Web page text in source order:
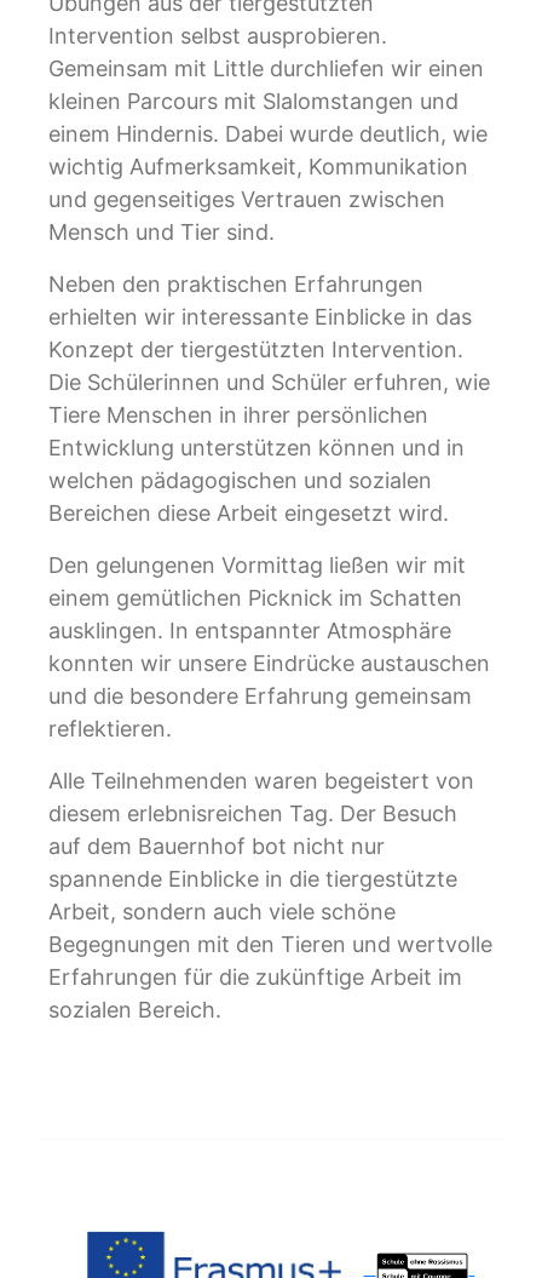
Intervention selbst ausprobieren.
Gemeinsam mit Little durchliefen wir einen
kleinen Parcours mit Slalomstangen und
einem Hindernis. Dabei wurde deutlich, wie
wichtig Aufmerksamkeit, Kommunikation
und gegenseitiges Vertrauen zwischen
Mensch und Tier sind.
Neben den praktischen Erfahrungen
erhielten wir interessante Einblicke in das
Konzept der tiergestützten Intervention.
Die Schülerinnen und Schüler erfuhren, wie
Tiere Menschen in ihrer persönlichen
Entwicklung unterstützen können und in
welchen pädagogischen und sozialen
Bereichen diese Arbeit eingesetzt wird.
Den gelungenen Vormittag ließen wir mit
einem gemütlichen Picknick im Schatten
ausklingen. In entspannter Atmosphäre
konnten wir unsere Eindrücke austauschen
und die besondere Erfahrung gemeinsam
reflektieren.
Alle Teilnehmenden waren begeistert von
diesem erlebnisreichen Tag. Der Besuch
auf dem Bauernhof bot nicht nur
spannende Einblicke in die tiergestützte
Arbeit, sondern auch viele schöne
Begegnungen mit den Tieren und wertvolle
Erfahrungen für die zukünftige Arbeit im
sozialen Bereich.